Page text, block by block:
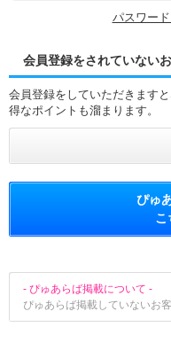
パスワー
会員登録をされていない
会員登録をしていただきます
得なポイントも溜まります。
ぴゅ
こ
- ぴゅあらば掲載について -
ぴゅあらば掲載していないお